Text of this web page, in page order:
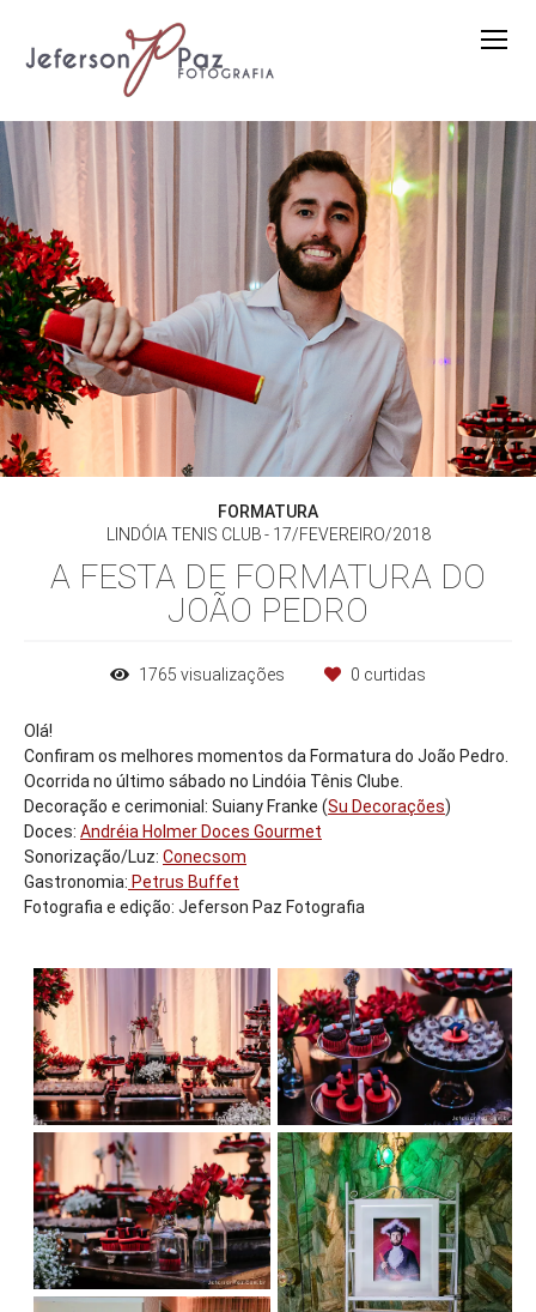
FORMATURA
LINDÓIA TENIS CLUB
17/FEVEREIRO/2018
A FESTA DE FORMATURA DO
JOÃO PEDRO
1765 visualizações 0 curtidas
Olá!
Confiram os melhores momentos da Formatura do João Pedro.
Ocorrida no último sábado no Lindóia Tênis Clube.
Decoração e cerimonial: Suiany Franke (Su Decorações)
Doces: Andréia Holmer Doces Gourmet
Sonorização/Luz: Conecsom
Gastronomia: Petrus Buffet
Fotografia e edição: Jeferson Paz Fotografia